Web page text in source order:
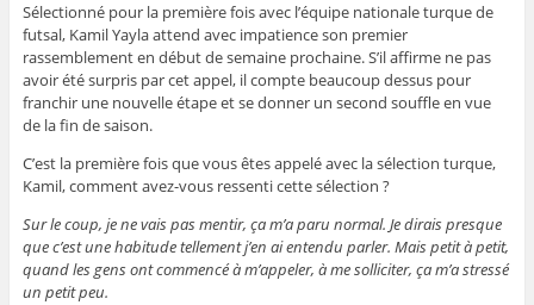
Sélectionné pour la première fois avec l’équipe nationale turque de
futsal, Kamil Yayla attend avec impatience son premier
rassemblement en début de semaine prochaine. S’il affirme ne pas
avoir été surpris par cet appel, il compte beaucoup dessus pour
franchir une nouvelle étape et se donner un second souffle en vue
de la fin de saison.
C’est la première fois que vous êtes appelé avec la sélection turque,
Kamil, comment avez-vous ressenti cette sélection ?
Sur le coup, je ne vais pas mentir, ça m’a paru normal. Je dirais presque
que c’est une habitude tellement j’en ai entendu parler. Mais petit à petit,
quand les gens ont commencé à m’appeler, à me solliciter, ça m’a stressé
un petit peu.